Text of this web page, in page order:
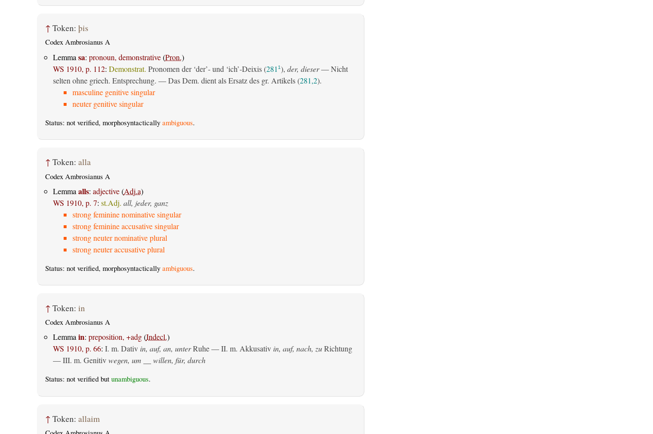
↑ Token: þis
Codex Ambrosianus A
Lemma sa: pronoun, demonstrative(Pron.)
WS 1910, p. 112: Demonstrat. Pronomen der ‘der’- und ‘ich’-Deixis (281 1), der, dieser— Nicht
selten ohne griech. Entsprechung. — Das Dem. dient als Ersatz des gr. Artikels (281,2).
masculine genitive singular
neuter genitive singular
Status: not verified, morphosyntactically ambiguous.
↑ Token: alla
Codex Ambrosianus A
Lemma alls: adjective(Adj.a)
WS 1910, p. 7: st.Adj. all, jeder, ganz
strong feminine nominative singular
strong feminine accusative singular
strong neuter nominative plural
strong neuter accusative plural
Status: not verified, morphosyntactically ambiguous.
↑ Token: in
Codex Ambrosianus A
Lemmain: preposition, +adg(Indecl.)
WS 1910, p. 66: I. m. Dativ in, auf, an, unterRuhe — II. m. Akkusativ in, auf, nach, zuRichtung
— III. m. Genitiv wegen, um __ willen, für, durch
Status: not verified but unambiguous.
↑ Token: allaim